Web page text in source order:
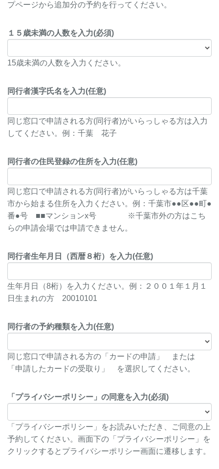
プページから追加分の予約を行ってください。
１５歳未満の人数を入力(必須)
15歳未満の人数を入力ください。
同行者漢字氏名を入力(任意)
同じ窓口で申請される方(同行者)がいらっしゃる方は入力
してください。例：千葉 花子
同行者の住民登録の住所を入力(任意)
同じ窓口で申請される方(同行者)がいらっしゃる方は千葉
市から始まる住所を入力ください。例：千葉市●●区●●町●
番●号 ■■マンションx号 ※千葉市外の方はこち
らの申請会場では申請できません。
同行者生年月日（西暦８桁）を入力(任意)
生年月日（8桁）を入力ください。例：２００１年１月１
日生まれの方 20010101
同行者の予約種類を入力(任意)
同じ窓口で申請される方の「カードの申請」 または
「申請したカードの受取り」 を選択してください。
「プライバシーポリシー」の同意を入力(必須)
「プライバシーポリシー」をお読みいただき、ご同意の上
予約してください。画面下の「プライバシーポリシー」を
クリックするとプライバシーポリシー画面に遷移します。